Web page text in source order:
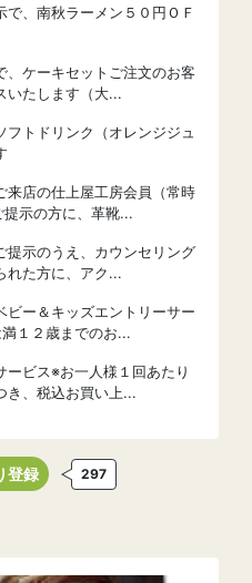
で、南秋ラーメン５０円ＯＦ
、ケーキセットご注文のお客
いたします（大...
フトドリンク（オレンジジュ
来店の仕上屋工房会員（常時
提示の方に、革靴...
提示のうえ、カウンセリング
れた方に、アク...
ビー＆キッズエントリーサー
１２歳までのお...
ービス※お一人様１回あたり
き、税込お買い上...
登録 297